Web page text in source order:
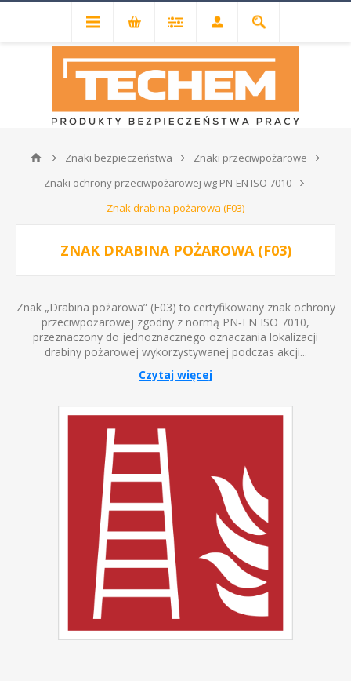
Znaki bezpieczeństwa
Znaki przeciwpożarowe
Znaki ochrony przeciwpożarowej wg PN-EN ISO 7010
Znak drabina pożarowa (F03)
ZNAK DRABINA POŻAROWA (F03)
Znak „Drabina pożarowa” (F03) to certyfikowany znak ochrony
przeciwpożarowej zgodny z normą PN‑EN ISO 7010,
przeznaczony do jednoznacznego oznaczania lokalizacji
drabiny pożarowej wykorzystywanej podczas akcji...
Czytaj więcej